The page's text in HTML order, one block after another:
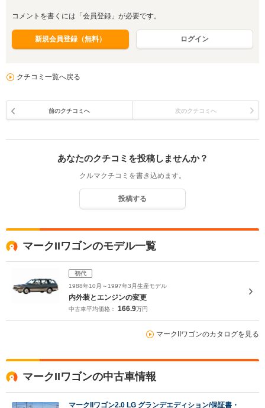
コメントを書くには「会員登録」が必要です。
新規会員登録（無料） ログイン
クチコミ一覧へ戻る
前のクチコミへ 次のクチコミへ
あなたのクチコミを投稿しませんか？
クルマクチコミを書き込めます。
投稿する
マークIIワゴンのモデル一覧
初代
1988年10月～1997年3月生産モデル
内外装とエンジンの変更
中古車平均価格： 166.9万円
マークIIワゴンのカタログを見る
マークIIワゴンの中古車情報
マークIIワゴン2.0 LG グランデエディション/保証書・